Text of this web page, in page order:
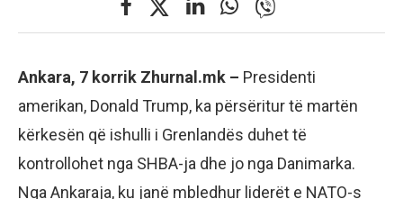
Ankara, 7 korrik Zhurnal.mk – Presidenti
amerikan, Donald Trump, ka përsëritur të martën
kërkesën që ishulli i Grenlandës duhet të
kontrollohet nga SHBA-ja dhe jo nga Danimarka.
Nga Ankaraja, ku janë mbledhur liderët e NATO-s